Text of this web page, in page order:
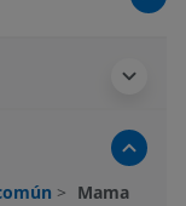
> Mama